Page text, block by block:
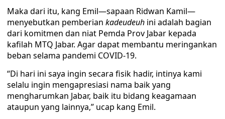
Maka dari itu, kang Emil—sapaan Ridwan Kamil—
menyebutkan pemberian kadeudeuh ini adalah bagian
dari komitmen dan niat Pemda Prov Jabar kepada
kafilah MTQ Jabar. Agar dapat membantu meringankan
beban selama pandemi COVID-19.
“Di hari ini saya ingin secara fisik hadir, intinya kami
selalu ingin mengapresiasi nama baik yang
mengharumkan Jabar, baik itu bidang keagamaan
ataupun yang lainnya,” ucap kang Emil.